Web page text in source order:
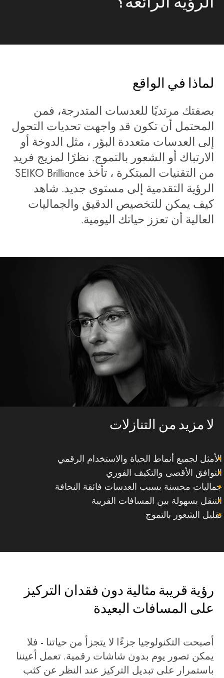
لماذا في الواقع
بصفتك مرتديًا للعدسات المتدرجة، فمن
المحتمل أن تكون قد واجهت تحديات التحول
إلى العدسات متعددة البؤر ، مثل الدوخة أو
الارتباك أو الشعور بالتموج. نظرًا لمزيج فريد
من التقنيات المبتكرة ، تأخذ SEIKO Brilliance
الرؤية التقدمية إلى مستوى جديد. شاهد
كيف يمكن للتخصيص الدقيق والجماليات
العالية أن تعزز حياتك اليومية.
لا مزيد من التنازلات
الأمثل لجميع أنماط الحياة والاستخدام الرقمي
التوافق الأقصى والتكيف الفوري
جماليات محسنة بسبب العدسات فائقة النحافة
التنقل بسهولة بين المسافات القريبة
تقليل الشعور بالتموج
رؤية قريبة مثالية دون فقدان التركيز
على المسافات البعيدة
أصبحت التكنولوجيا جزءًا لا يتجزأ من حياتنا - فلا
يمكن تصور يوم بدون شاشات رقمية. تعمل أعيننا
باستمرار على تبديل التركيز عند النظر عن كثب